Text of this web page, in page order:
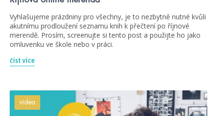
Vyhlašujeme prázdniny pro všechny, je to nezbytně nutné kvůli
akutnímu prodloužení seznamu knih k přečtení po říjnové
merendě. Prosím, screenujte si tento post a použijte ho jako
omluvenku ve škole nebo v práci.
číst více
videa